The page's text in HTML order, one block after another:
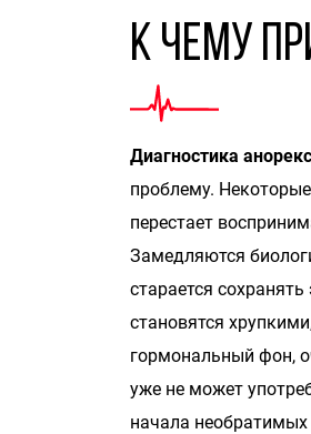
К чему
Диагностика
проблему.
перестает
Замедляются
старается
становятся
гормональный фон,
уже не может
начала